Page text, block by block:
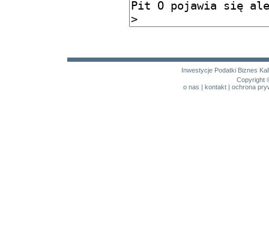
Inwestycje Podatki Biznes
Copyright
o nas | kontakt| ochrona